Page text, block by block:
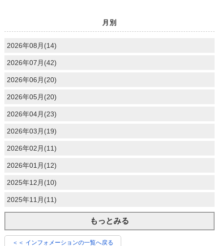
月別
2026年08月(14)
2026年07月(42)
2026年06月(20)
2026年05月(20)
2026年04月(23)
2026年03月(19)
2026年02月(11)
2026年01月(12)
2025年12月(10)
2025年11月(11)
もっとみる
＜＜ インフォメーションの一覧へ戻る